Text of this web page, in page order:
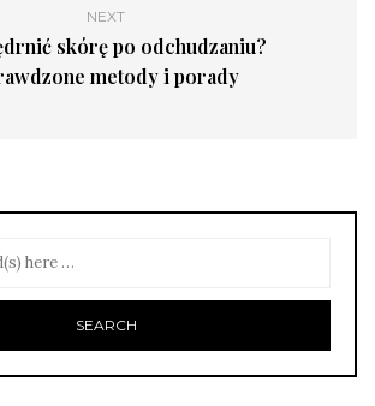
NEXT
skórę po odchudzaniu?
metody i porady